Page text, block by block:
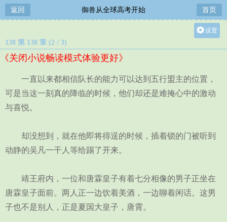
返回 御兽从全球高考开始 首页
设置
中
小
138 第 138 章 (2 / 3)
《关闭小说畅读模式体验更好》
一直以来都相信队长的能力可以达到五行盟主的位置，
可是当这一刻真的降临的时候，他们却还是难掩心中的激动
与喜悦。
却没想到，就在他即将得逞的时候，插着锁的门被听到
动静的吴凡一干人等给踢了开来。
靖王府内，一位和唐霖皇子有着七分相像的男子正坐在
唐霖皇子面前。两人正一边饮着美酒，一边聊着闲话。这男
子也不是别人，正是夏国大皇子，唐霄。